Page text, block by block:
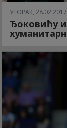
УТОРАК,
Ђоковићу